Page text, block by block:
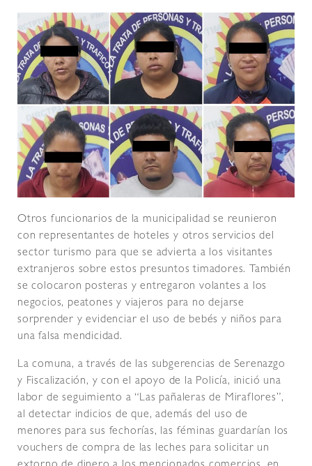
Otros funcionarios de la municipalidad se reunieron
con representantes de hoteles y otros servicios del
sector turismo para que se advierta a los visitantes
extranjeros sobre estos presuntos timadores. También
se colocaron posteras y entregaron volantes a los
negocios, peatones y viajeros para no dejarse
sorprender y evidenciar el uso de bebés y niños para
una falsa mendicidad.
La comuna, a través de las subgerencias de Serenazgo
y Fiscalización, y con el apoyo de la Policía, inició una
labor de seguimiento a “Las pañaleras de Miraflores”,
al detectar indicios de que, además del uso de
menores para sus fechorías, las féminas guardarían los
vouchers de compra de las leches para solicitar un